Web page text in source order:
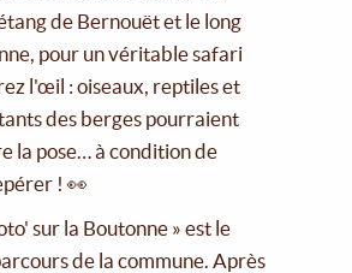
de Bernouët et le long
pour un véritable safari
l'œil : oiseaux, reptiles et
des berges pourraient
la pose… à condition de
! 👀
sur la Boutonne » est le
de la commune. Après